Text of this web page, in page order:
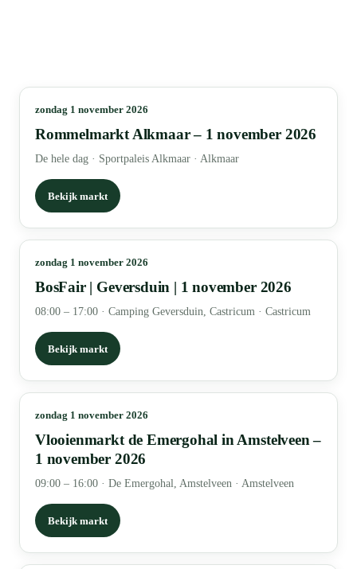
zondag 1 november 2026
Rommelmarkt Alkmaar – 1 november 2026
De hele dag · Sportpaleis Alkmaar · Alkmaar
Bekijk markt
zondag 1 november 2026
BosFair | Geversduin | 1 november 2026
08:00 – 17:00 · Camping Geversduin, Castricum · Castricum
Bekijk markt
zondag 1 november 2026
Vlooienmarkt de Emergohal in Amstelveen –
1 november 2026
09:00 – 16:00 · De Emergohal, Amstelveen · Amstelveen
Bekijk markt